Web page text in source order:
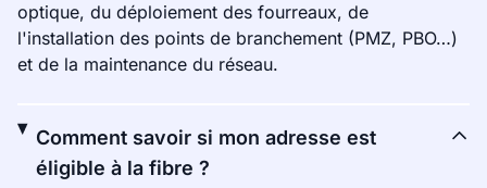
optique, du déploiement des fourreaux, de
l'installation des points de branchement (PMZ, PBO…)
et de la maintenance du réseau.
Comment savoir si mon adresse est
éligible à la fibre ?